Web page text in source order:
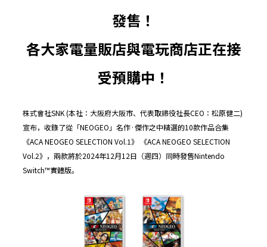
發售！
各大家電量販店與電玩商店正在接
受預購中！
株式會社SNK (本社：大阪府大阪市、代表取締役社長CEO：松原健二)
宣布，收錄了從「NEOGEO」名作·傑作之中精選的10款作品合集
《ACA NEOGEO SELECTION Vol.1》 《ACA NEOGEO SELECTION
Vol.2》，兩款將於2024年12月12日（週四）同時發售Nintendo
Switch™實體版。